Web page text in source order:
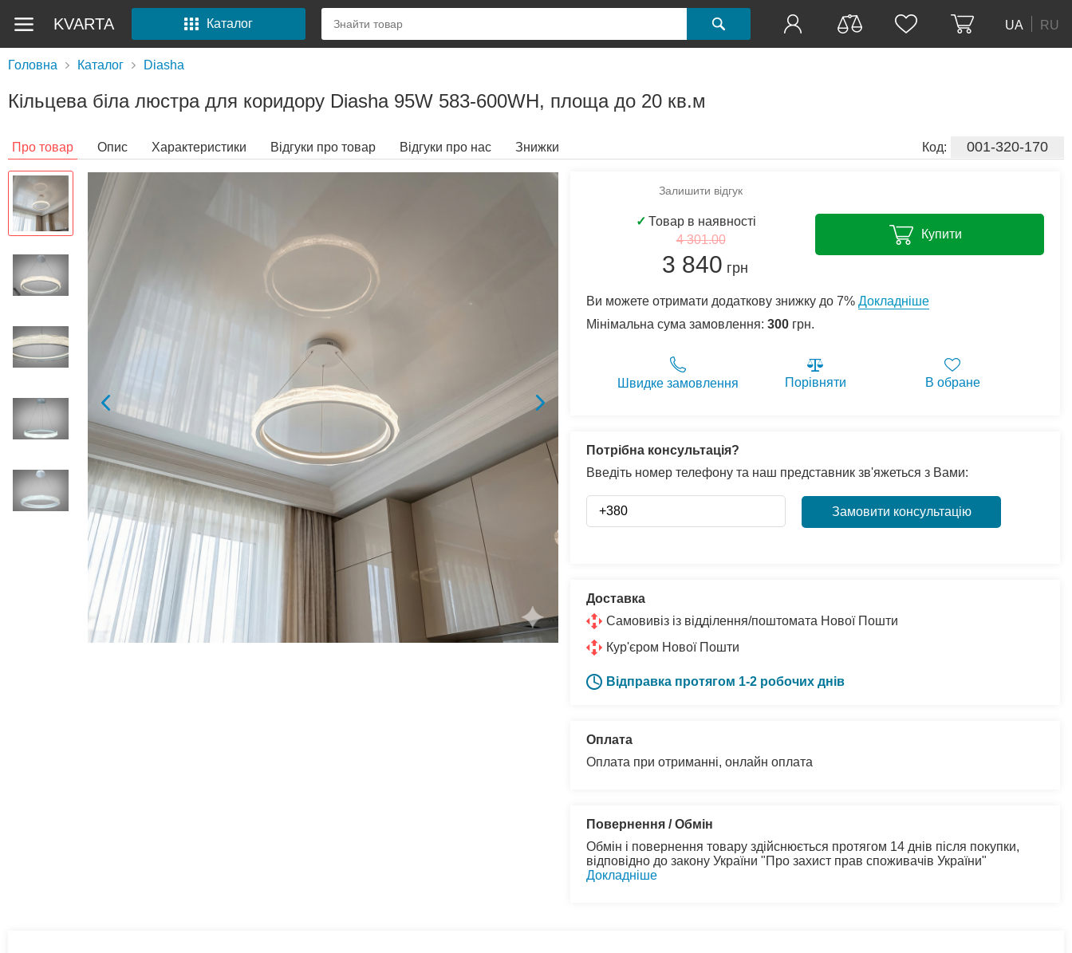
UA RU
KVARTA Каталог
Головна Каталог Diasha
Кільцева біла люстра для коридору Diasha 95W 583-600WH, площа до 20 кв.м
Код: 001-320-170
Про товар Опис Характеристики Відгуки про товар Відгуки про нас Знижки
Залишити відгук
✓ Товар в наявності
4 301.00
3 840 грн
Купити
Ви можете отримати додаткову знижку до 7% Докладніше
Мінімальна сума замовлення: 300 грн.
Швидке замовлення Порівняти В обране
Потрібна консультація?
Введіть номер телефону та наш представник зв'яжеться з Вами:
Замовити консультацію
Доставка
Самовивіз із відділення/поштомата Нової Пошти
Кур'єром Нової Пошти
Відправка протягом 1-2 робочих днів
Оплата
Оплата при отриманні, онлайн оплата
Повернення / Обмін
Обмін і повернення товару здійснюється протягом 14 днів після покупки,
відповідно до закону України "Про захист прав споживачів України"
Докладніше